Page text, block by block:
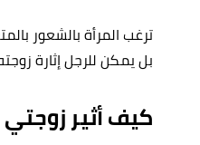
ترغب المرأة بالشعور
بل يمكن للرجل إثارة
كيف أثير زوجتي